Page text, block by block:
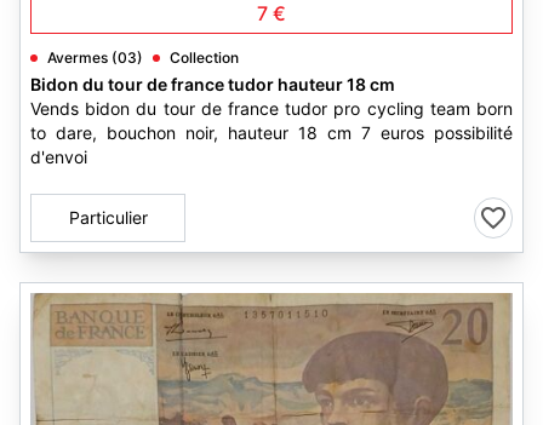
7 €
Avermes (03) Collection
Bidon du tour de france tudor hauteur 18 cm
Vends bidon du tour de france tudor pro cycling team born
to dare, bouchon noir, hauteur 18 cm 7 euros possibilité
d'envoi
Particulier